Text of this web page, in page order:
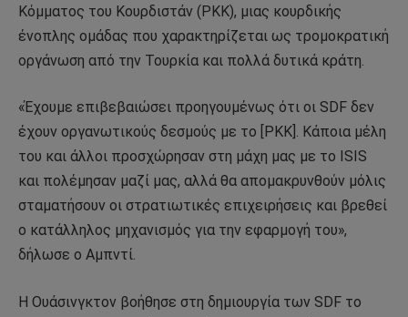
Κόμματος του Κουρδιστάν (PKK), μιας κουρδικής
ένοπλης ομάδας που χαρακτηρίζεται ως τρομοκρατική
οργάνωση από την Τουρκία και πολλά δυτικά κράτη.
«Έχουμε επιβεβαιώσει προηγουμένως ότι οι SDF δεν
έχουν οργανωτικούς δεσμούς με το [PKK]. Κάποια μέλη
του και άλλοι προσχώρησαν στη μάχη μας με το ISIS
και πολέμησαν μαζί μας, αλλά θα απομακρυνθούν μόλις
σταματήσουν οι στρατιωτικές επιχειρήσεις και βρεθεί
ο κατάλληλος μηχανισμός για την εφαρμογή του»,
δήλωσε ο Αμπντί.
Η Ουάσινγκτον βοήθησε στη δημιουργία των SDF το